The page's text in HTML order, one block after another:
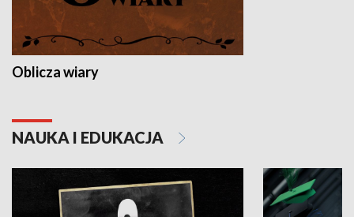
Oblicza wiary
NAUKA I EDUKACJA